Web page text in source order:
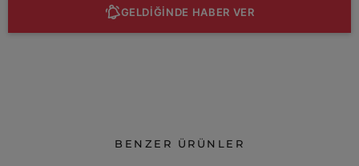
GELDİĞİNDE HABER VER
BENZER ÜRÜNLER